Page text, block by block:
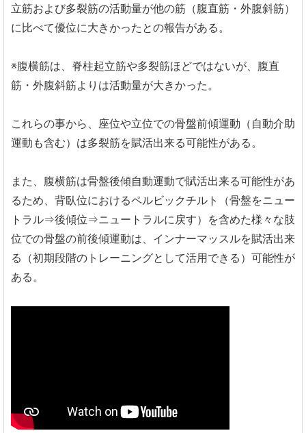
立筋および多裂筋の活動量が他の筋（腹直筋・外腹斜筋）
に比べて優位に大きかったとの報告がある。
※腹横筋は、脊柱起立筋や多裂筋ほどではないが、腹直
筋・外腹斜筋よりは活動量が大きかった。
これらの事から、座位や立位での骨盤前傾運動（自動介助
運動も含む）は多裂筋を賦活出来る可能性がある。
また、腹横筋は骨盤後傾自動運動で賦活出来る可能性があ
るため、背臥位におけるペルビックチルト（骨盤をニュー
トラル⇒後傾位⇒ニュートラルに戻す）を含めた様々な肢
位での骨盤の前後傾運動は、インナーマッスルを賦活出来
る（初期段階のトレーニングとして活用できる）可能性が
ある。